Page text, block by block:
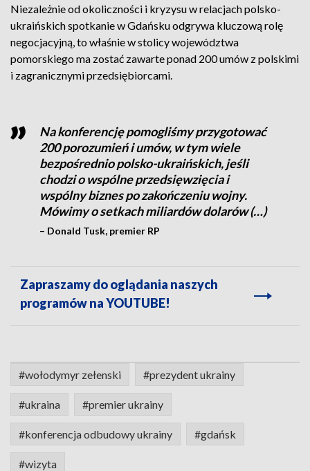
Niezależnie od okoliczności i kryzysu w relacjach polsko-
ukraińskich spotkanie w Gdańsku odgrywa kluczową rolę
negocjacyjną, to właśnie w stolicy województwa
pomorskiego ma zostać zawarte ponad 200 umów z polskimi
i zagranicznymi przedsiębiorcami.
Na konferencję pomogliśmy przygotować
200 porozumień i umów, w tym wiele
bezpośrednio polsko-ukraińskich, jeśli
chodzi o wspólne przedsięwzięcia i
wspólny biznes po zakończeniu wojny.
Mówimy o setkach miliardów dolarów (…)
– Donald Tusk, premier RP
Zapraszamy do oglądania naszych
programów na YOUTUBE!
#wołodymyr zełenski #prezydent ukrainy
#ukraina #premier ukrainy
#konferencja odbudowy ukrainy #gdańsk
#wizyta